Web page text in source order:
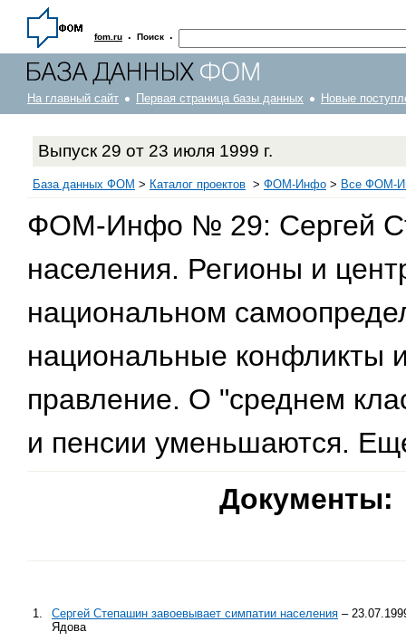
fom.ru · Поиск ·
На главный сайт Первая страница базы данных Новые
Выпуск 29 от 23 июля 1999 г.
База данных ФОМ > Каталог проектов > ФOM-Инфо > Все ФОМ-
ФОМ-Инфо № 29: Сергей
населения. Регионы и
национальном
национальные конфликты
правление. О "среднем
и пенсии уменьшаются.
Документы:
1. Сергей Степашин завоевывает симпатии населения –
Ядова